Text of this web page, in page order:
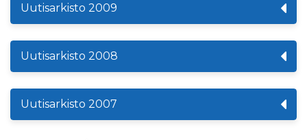
Uutisarkisto 2009
Uutisarkisto 2008
Uutisarkisto 2007